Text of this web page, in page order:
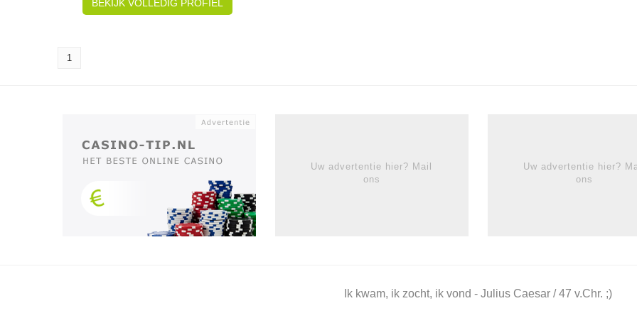
BEKIJK VOLLEDIG PROFIEL
1
Uw advertentie hier? Mail
ons
Uw advertentie hier?
ons
Ik kwam, ik zocht, ik vond - Julius Caesar / 47 v.Chr. ;)